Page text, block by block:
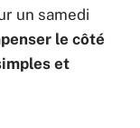
un samedi
le côté
et